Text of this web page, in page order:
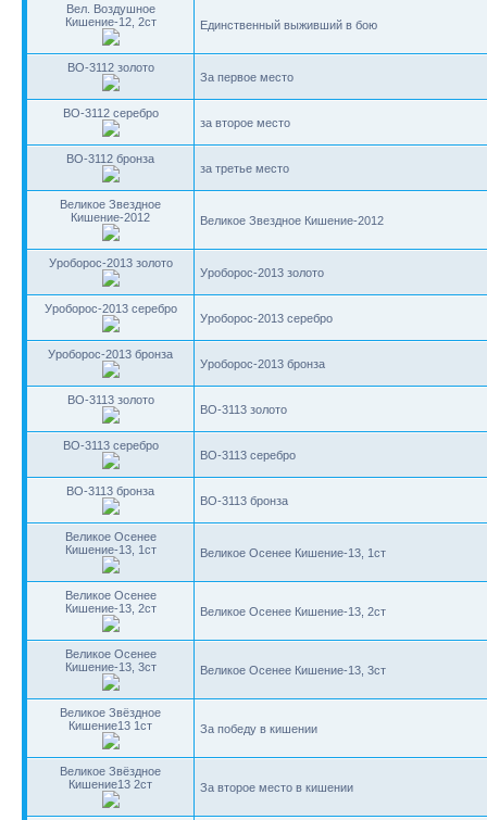
Вел. Воздушное
Кишение-12, 2ст
Единственный выживший в бою
BO-3112 золото
За первое место
BO-3112 серебро
за второе место
BO-3112 бронза
за третье место
Великое Звездное
Кишение-2012
Великое Звездное Кишение-2012
Уроборос-2013 золото
Уроборос-2013 золото
Уроборос-2013 серебро
Уроборос-2013 серебро
Уроборос-2013 бронза
Уроборос-2013 бронза
BO-3113 золото
BO-3113 золото
BO-3113 серебро
BO-3113 серебро
BO-3113 бронза
BO-3113 бронза
Великое Осенее
Кишение-13, 1ст
Великое Осенее Кишение-13, 1ст
Великое Осенее
Кишение-13, 2ст
Великое Осенее Кишение-13, 2ст
Великое Осенее
Кишение-13, 3ст
Великое Осенее Кишение-13, 3ст
Великое Звёздное
Кишение13 1ст
За победу в кишении
Великое Звёздное
Кишение13 2ст
За второе место в кишении